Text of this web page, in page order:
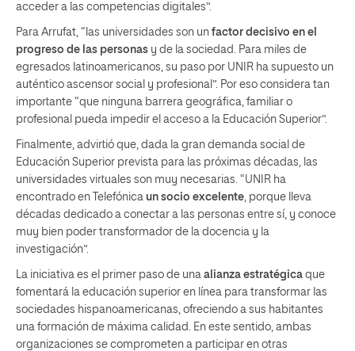
acceder a las competencias digitales”.
Para Arrufat, “las universidades son un factor decisivo en el
progreso de las personas y de la sociedad. Para miles de
egresados latinoamericanos, su paso por UNIR ha supuesto un
auténtico ascensor social y profesional”. Por eso considera tan
importante “que ninguna barrera geográfica, familiar o
profesional pueda impedir el acceso a la Educación Superior”.
Finalmente, advirtió que, dada la gran demanda social de
Educación Superior prevista para las próximas décadas, las
universidades virtuales son muy necesarias. “UNIR ha
encontrado en Telefónica un socio excelente, porque lleva
décadas dedicado a conectar a las personas entre sí, y conoce
muy bien poder transformador de la docencia y la
investigación”.
La iniciativa es el primer paso de una alianza estratégica que
fomentará la educación superior en línea para transformar las
sociedades hispanoamericanas, ofreciendo a sus habitantes
una formación de máxima calidad. En este sentido, ambas
organizaciones se comprometen a participar en otras